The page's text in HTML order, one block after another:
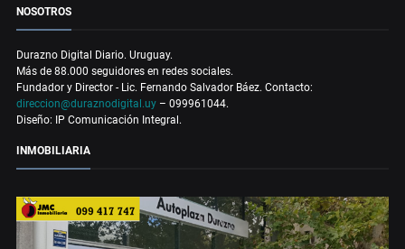
NOSOTROS
Durazno Digital Diario. Uruguay.
Más de 88.000 seguidores en redes sociales.
Fundador y Director - Lic. Fernando Salvador Báez. Contacto:
direccion@duraznodigital.uy – 099961044.
Diseño: IP Comunicación Integral.
INMOBILIARIA